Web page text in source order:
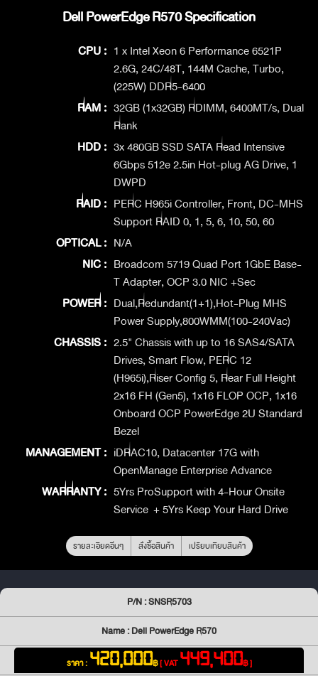
Dell PowerEdge R570 Specification
CPU : 1 x Intel Xeon 6 Performance 6521P
2.6G, 24C/48T, 144M Cache, Turbo,
(225W) DDR5-6400
RAM : 32GB (1x32GB) RDIMM, 6400MT/s, Dual
Rank
HDD : 3x 480GB SSD SATA Read Intensive
6Gbps 512e 2.5in Hot-plug AG Drive, 1
DWPD
RAID : PERC H965i Controller, Front, DC-MHS
Support RAID 0, 1, 5, 6, 10, 50, 60
OPTICAL : N/A
NIC : Broadcom 5719 Quad Port 1GbE Base-
T Adapter, OCP 3.0 NIC +Sec
POWER : Dual,Redundant(1+1),Hot-Plug MHS
Power Supply,800WMM(100-240Vac)
CHASSIS : 2.5" Chassis with up to 16 SAS4/SATA
Drives, Smart Flow, PERC 12
(H965i),Riser Config 5, Rear Full Height
2x16 FH (Gen5), 1x16 FLOP OCP, 1x16
Onboard OCP PowerEdge 2U Standard
Bezel
MANAGEMENT : iDRAC10, Datacenter 17G with
OpenManage Enterprise Advance
WARRANTY : 5Yrs ProSupport with 4-Hour Onsite
Service + 5Yrs Keep Your Hard Drive
รายละเอียดอื่นๆ สั่งซื้อสินค้า เปรียบเทียบสินค้า
P/N : SNSR5703
Name : Dell PowerEdge R570
ราคา : 420,000฿[ VAT449,400฿ ]